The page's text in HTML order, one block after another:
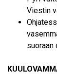
Viestin
suoraan